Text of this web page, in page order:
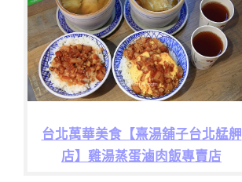
台北萬華美食【熹湯舖子台北艋舺
店】雞湯蒸蛋滷肉飯專賣店